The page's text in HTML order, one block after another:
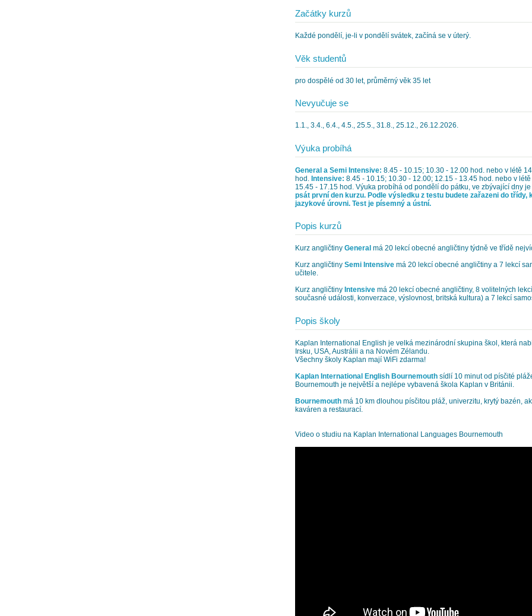
Začátky kurzů
Každé pondělí, je-li v pondělí svátek, začíná se v úterý.
Věk studentů
pro dospělé od 30 let, průměrný věk 35 let
Nevyučuje se
1.1., 3.4., 6.4., 4.5., 25.5., 31.8., 25.12., 26.12.2026.
Výuka probíhá
General a Semi Intensive: 8.45 - 10.15; 10.30 - 12.00 hod. nebo v létě
hod. Intensive: 8.45 - 10.15; 10.30 - 12.00; 12.15 - 13.45 hod. nebo v
15.45 - 17.15 hod. Výuka probíhá od pondělí do pátku, ve zbývající dny je
psát první den kurzu. Podle výsledku z testu budete zařazeni do třídy,
jazykové úrovni. Test je písemný a ústní.
Popis kurzů
Kurz angličtiny General má 20 lekcí obecné angličtiny týdně ve třídě
Kurz angličtiny Semi Intensivemá 20 lekcí obecné angličtiny a 7 lekcí
učitele.
Kurz angličtiny Intensivemá 20 lekcí obecné angličtiny, 8 volitelných
současné události, konverzace, výslovnost, britská kultura) a 7 lekcí
Popis školy
Kaplan International English je velká mezinárodní skupina škol, která
Irsku, USA, Austrálii a na Novém Zélandu.
Všechny školy Kaplan mají WiFi zdarma!
Kaplan International English Bournemouthsídlí 10 minut od písčité
Bournemouth je největší a nejlépe vybavená škola Kaplan v Británii.
Bournemouthmá 10 km dlouhou písčitou pláž, univerzitu, krytý bazén,
kaváren a restaurací.
Video o studiu na Kaplan International Languages Bournemouth